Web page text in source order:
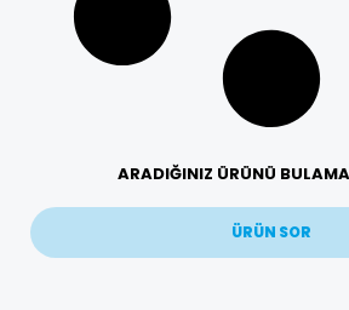
ARADIĞINIZ ÜRÜNÜ
ÜRÜN SOR